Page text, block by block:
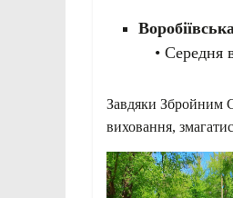
• Середня
Завдяки Збройним
виховання,